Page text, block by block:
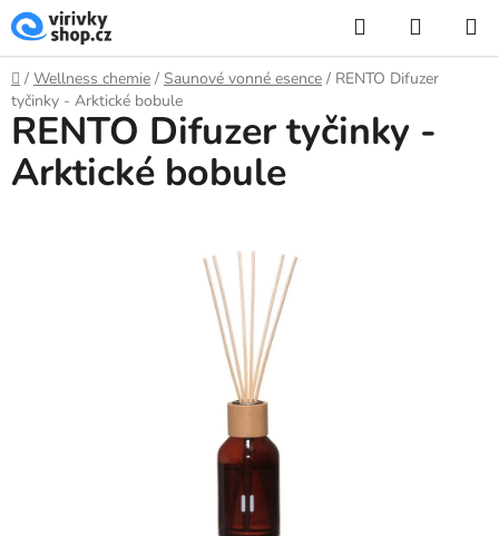
Přejít
na
obsah
Hledat
KOŠÍK
Domů
/ Wellness chemie / Saunové vonné esence / RENTO Difuzer
tyčinky - Arktické bobule
RENTO Difuzer tyčinky -
Arktické bobule